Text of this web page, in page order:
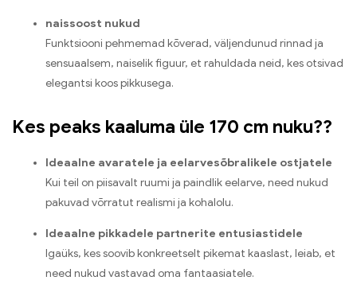
naissoost nukud
Funktsiooni pehmemad kõverad, väljendunud rinnad ja
sensuaalsem, naiselik figuur, et rahuldada neid, kes otsivad
elegantsi koos pikkusega.
Kes peaks kaaluma üle 170 cm nuku??
Ideaalne avaratele ja eelarvesõbralikele ostjatele
Kui teil on piisavalt ruumi ja paindlik eelarve, need nukud
pakuvad võrratut realismi ja kohalolu.
Ideaalne pikkadele partnerite entusiastidele
Igaüks, kes soovib konkreetselt pikemat kaaslast, leiab, et
need nukud vastavad oma fantaasiatele.